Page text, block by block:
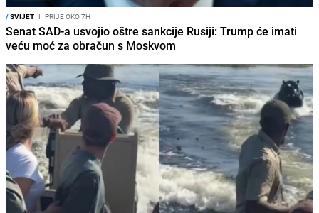
/SVIJET I PRIJE OKO 7H
Senat SAD-a usvojio oštre sankcije Rusiji: Trump će imati
veću moć za obračun s Moskvom